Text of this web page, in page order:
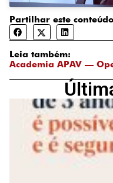
Partilhar este
Leia também:
Academia APAV —